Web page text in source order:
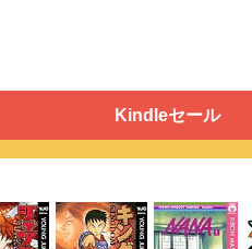
Kindleセール